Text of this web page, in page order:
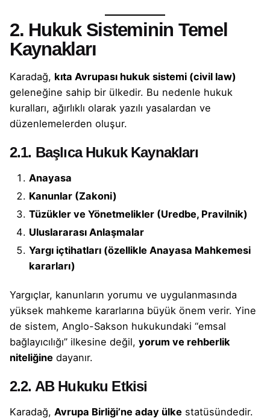
2. Hukuk Sisteminin Temel
Kaynakları
Karadağ, kıta Avrupası hukuk sistemi (civil law)
geleneğine sahip bir ülkedir. Bu nedenle hukuk
kuralları, ağırlıklı olarak yazılı yasalardan ve
düzenlemelerden oluşur.
2.1. Başlıca Hukuk Kaynakları
Anayasa
Kanunlar (Zakoni)
Tüzükler ve Yönetmelikler (Uredbe, Pravilnik)
Uluslararası Anlaşmalar
Yargı içtihatları (özellikle Anayasa Mahkemesi
kararları)
Yargıçlar, kanunların yorumu ve uygulanmasında
yüksek mahkeme kararlarına büyük önem verir. Yine
de sistem, Anglo-Sakson hukukundaki “emsal
bağlayıcılığı” ilkesine değil, yorum ve rehberlik
niteliğine dayanır.
2.2. AB Hukuku Etkisi
Karadağ, Avrupa Birliği’ne aday ülke statüsündedir.